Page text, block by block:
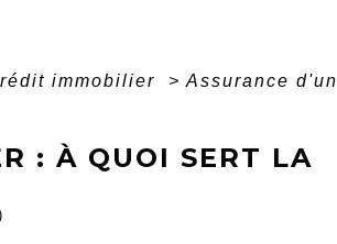
immobilier > Assurance d'un
: À QUOI SERT LA